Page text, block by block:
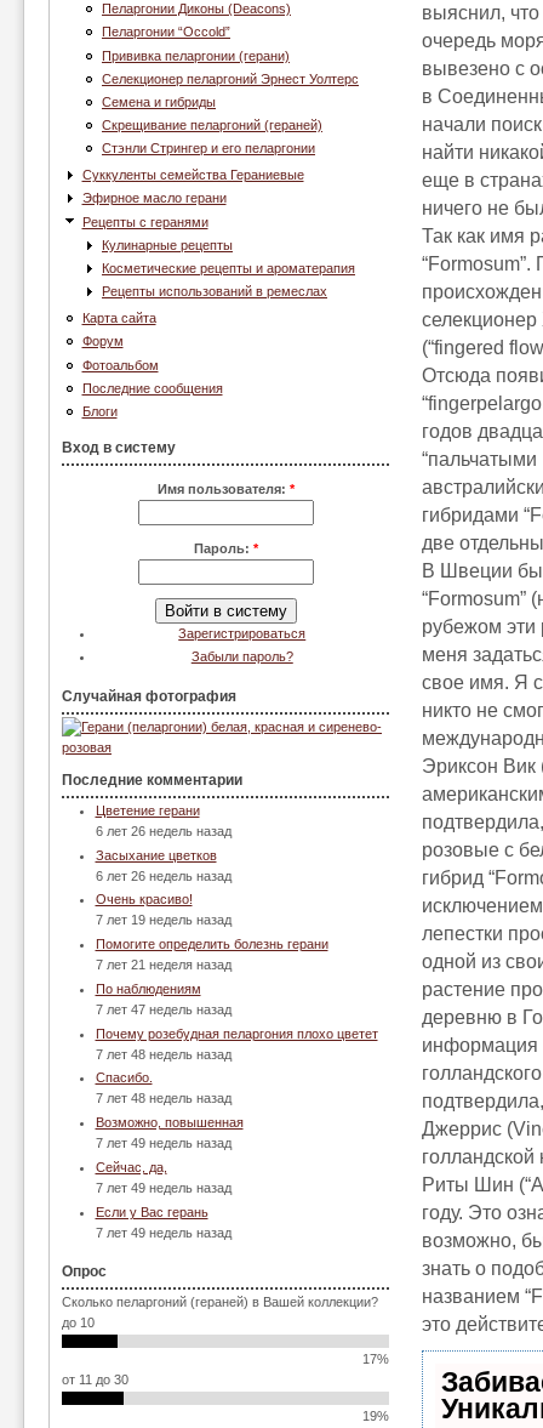
Пеларгонии Диконы (Deacons)
Пеларгонии “Occold”
Прививка пеларгонии (герани)
Селекционер пеларгоний Эрнест Уолтерс
Семена и гибриды
Скрещивание пеларгоний (гераней)
Стэнли Стрингер и его пеларгонии
Суккуленты семейства Гераниевые
Эфирное масло герани
Рецепты с геранями
Кулинарные рецепты
Косметические рецепты и ароматерапия
Рецепты использований в ремеслах
Карта сайта
Форум
Фотоальбом
Последние сообщения
Блоги
Вход в систему
Имя пользователя: *
Пароль: *
Зарегистрироваться
Забыли пароль?
Случайная фотография
Последние комментарии
Цветение герани
6 лет 26 недель назад
Засыхание цветков
6 лет 26 недель назад
Очень красиво!
7 лет 19 недель назад
Помогите определить болезнь герани
7 лет 21 неделя назад
По наблюдениям
7 лет 47 недель назад
Почему розебудная пеларгония плохо цветет
7 лет 48 недель назад
Спасибо.
7 лет 48 недель назад
Возможно, повышенная
7 лет 49 недель назад
Сейчас, да,
7 лет 49 недель назад
Если у Вас герань
7 лет 49 недель назад
Опрос
Сколько пеларгоний (гераней) в Вашей коллекции?
до 10
17%
от 11 до 30
19%
выяснил,
очередь
вывезено с
в
начали
найти
еще в
ничего не
Так как имя
(“fingered
Отсюда
годов
“пальчатыми
гибридами
две
В Швеции
“Formosum”
рубежом эти
меня
свое имя. Я
никто не
Эриксон Вик
розовые с
гибрид
исключением
лепестки
одной из
растение
деревню в
информация
Джеррис
голландской
Риты Шин
году. Это
возможно,
знать о
названием
это